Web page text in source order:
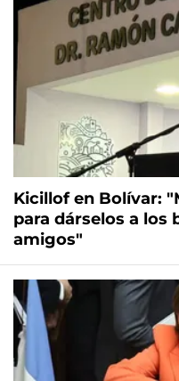
Kicillof en Bolívar:
para dárselos a los
amigos"